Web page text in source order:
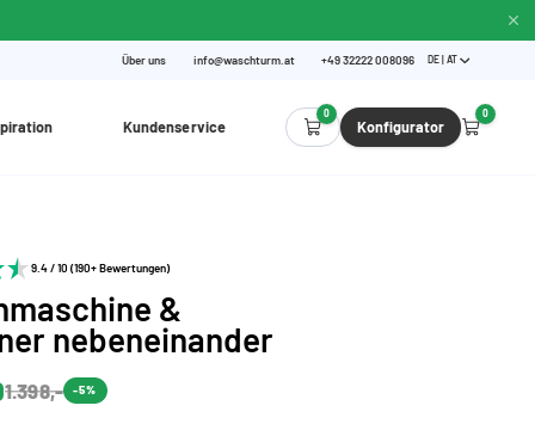
Über uns info@waschturm.at +49 32222 008096 DE | AT
Kundenservice
0
Konfigurator
0
9.4 / 10 (190+ Bewertungen)
&
nebeneinander
1.398,- -5%